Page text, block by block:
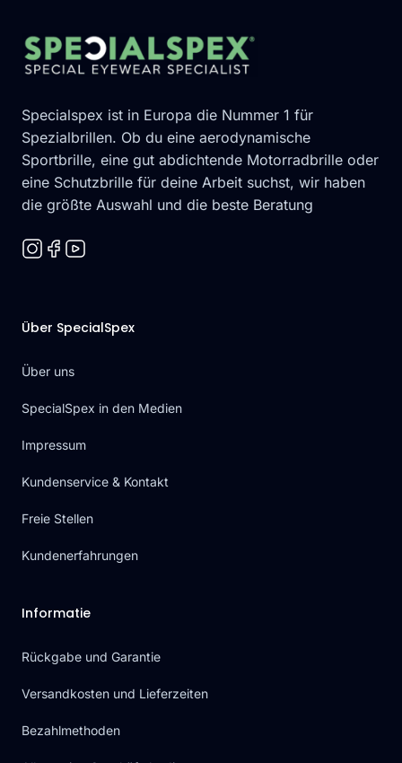
Specialspex ist in Europa die Nummer 1 für
Spezialbrillen. Ob du eine aerodynamische
Sportbrille, eine gut abdichtende Motorradbrille oder
eine Schutzbrille für deine Arbeit suchst, wir haben
die größte Auswahl und die beste Beratung
Über SpecialSpex
Über uns
SpecialSpex in den Medien
Impressum
Kundenservice & Kontakt
Freie Stellen
Kundenerfahrungen
Informatie
Rückgabe und Garantie
Versandkosten und Lieferzeiten
Bezahlmethoden